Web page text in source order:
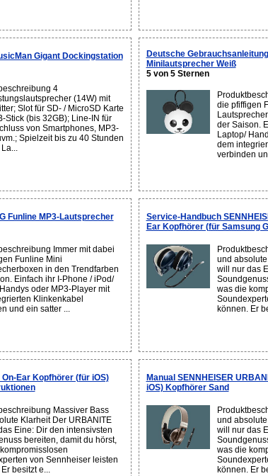
Gigant Dockingstation
4
(14W) mit
Slot für SD- / MicroSD Karte
Stick (bis 32GB); Line-IN für
von Smartphones, MP3-
Spielzeit bis zu 40 Stunden
Deutsche
Minilautsprecher Weiß
5 von 5 Sternen
die pfiffigen
der Saison.
Laptop/
dem
verbinden
Funline MP3-Lautsprecher
Immer mit dabei
Funline Mini
in den Trendfarben
Einfach ihr I-Phone / iPod/
oder MP3-Player mit
Klinkenkabel
und ein satter ...
Service-Handbuch
Ear Kopfhörer (für Samsung
und
will nur das
was die
können. Er
Ear Kopfhörer (für iOS)
Massiver Bass
Klarheit Der URBANITE
Eine: Dir den intensivsten
bereiten, damit du hörst,
von Sennheiser leisten
besitzt e...
Manual SENNHEISER
iOS) Kopfhörer Sand
und
will nur das
was die
können. Er